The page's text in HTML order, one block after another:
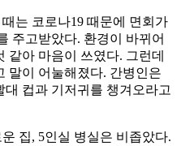
는 코로나19 때문에 면회가
주고받았다. 환경이 바뀌어
같아 마음이 쓰였다. 그런데
말이 어눌해졌다. 간병인은
컵과 기저귀를 챙겨오라고
집, 5인실 병실은 비좁았다.